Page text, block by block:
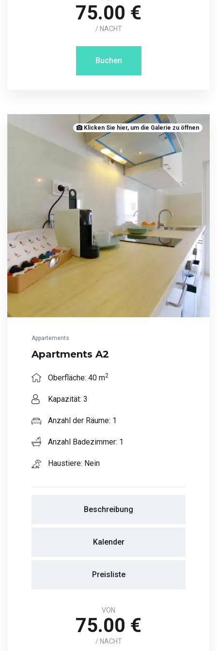
75.00 €
/ NACHT
Buchen
Klicken Sie hier, um die Galerie zu öffnen
Appartements
Apartments A2
Oberfläche: 40 m2
Kapazität: 3
Anzahl der Räume: 1
Anzahl Badezimmer: 1
Haustiere: Nein
Beschreibung
Kalender
Preisliste
VON
75.00 €
/ NACHT